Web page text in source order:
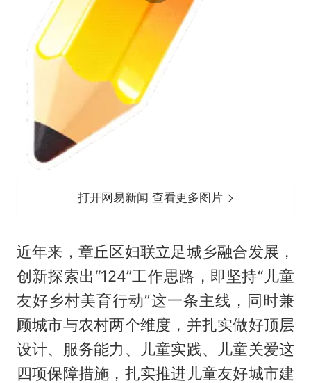
打开网易新闻 查看更多图片
近年来，章丘区妇联立足城乡融合发展，
创新探索出“124”工作思路，即坚持“儿童
友好乡村美育行动”这一条主线，同时兼
顾城市与农村两个维度，并扎实做好顶层
设计、服务能力、儿童实践、儿童关爱这
四项保障措施，扎实推进儿童友好城市建